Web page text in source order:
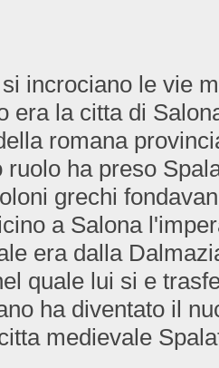
incrociano le vie
era la citta di
romana
ruolo ha preso
grechi
a Salona
era dalla
quale lui si e
ha diventato il
medievale